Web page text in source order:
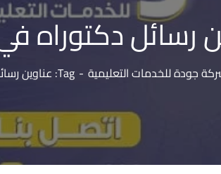
رسائل دكتوراه
جودة للخدمات التعليمية Tag: عناوين رسائل دكتوراه في القانون المدني